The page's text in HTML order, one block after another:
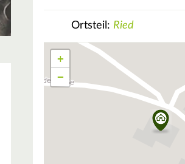
Ortsteil: Ried
+
−